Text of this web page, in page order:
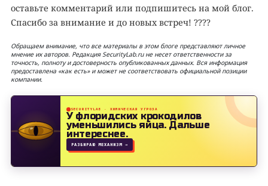
оставьте комментарий или подпишитесь на мой блог.
Спасибо за внимание и до новых встреч! ????
Обращаем внимание, что все материалы в этом блоге представляют личное
мнение их авторов. Редакция SecurityLab.ru не несет ответственности за
точность, полноту и достоверность опубликованных данных. Вся информация
предоставлена «как есть» и может не соответствовать официальной позиции
компании.
SECURITYLAB · ХИМИЧЕСКАЯ УГРОЗА
У флоридских крокодилов
уменьшились яйца.Дальше
интереснее.
РАЗБИРАЮ МЕХАНИЗМ →